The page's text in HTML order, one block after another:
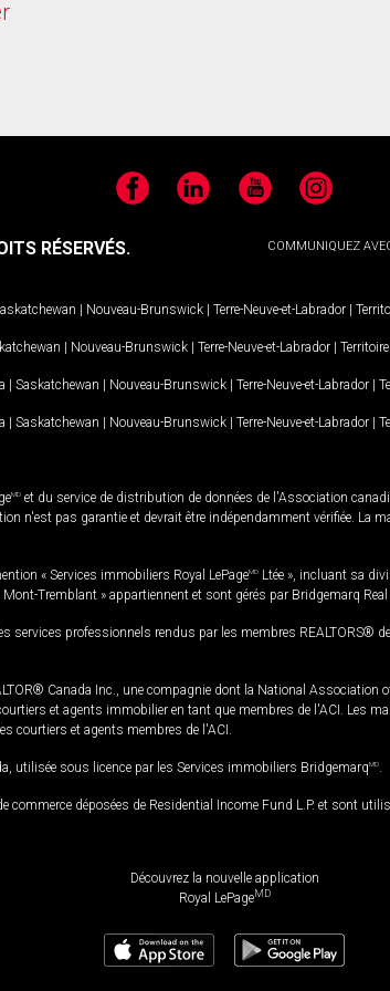
FacebookLinkedIn YouTubeInstagram
COMMUNIQUEZ
RÉSERVÉS.
| Nouveau-Brunswick | Terre-Neuve-et-Labrador |
| Nouveau-Brunswick | Terre-Neuve-et-Labrador |
| Saskatchewan | Nouveau-Brunswick | Terre-Neuve-et-Labrador |
| Saskatchewan | Nouveau-Brunswick | Terre-Neuve-et-Labrador |
MD et du service de distribution de données de l'Association
n'est pas garantie et devrait être indépendamment vérifiée. La
« Services immobiliers Royal LePageMD Ltée », incluant sa
Tremblant » appartiennent et sont gérés par Bridgemarq Real
professionnels rendus par les membres REALTORS®
Canada Inc., une compagnie dont la National
et agents immobilier en tant que membres de l'ACI. Les
courtiers et agents membres de l'ACI.
utilisée sous licence par les Services immobiliers BridgemarqMD
commerce déposées de Residential Income Fund L.P. et sont
Découvrez la nouvelle application
Royal LePageMD